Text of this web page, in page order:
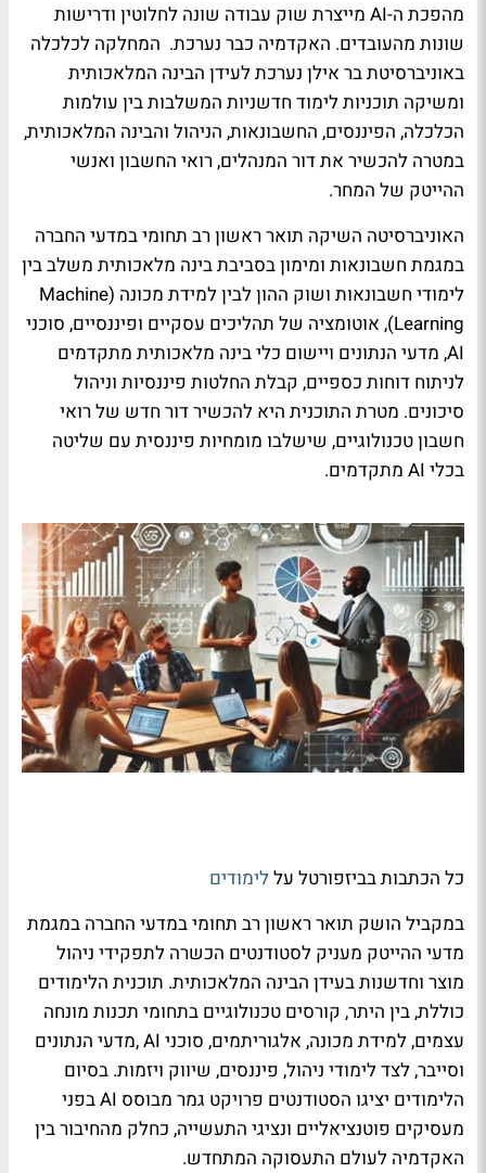
מהפכת ה-AI מייצרת שוק עבודה שונה לחלוטין ודרישות
שונות מהעובדים. האקדמיה כבר נערכת. המחלקה לכלכלה
באוניברסיטת בר אילן נערכת לעידן הבינה המלאכותית
ומשיקה תוכניות לימוד חדשניות המשלבות בין עולמות
הכלכלה, הפיננסים, החשבונאות, הניהול והבינה המלאכותית,
במטרה להכשיר את דור המנהלים, רואי החשבון ואנשי
ההייטק של המחר.
האוניברסיטה השיקה תואר ראשון רב תחומי במדעי החברה
במגמת חשבונאות ומימון בסביבת בינה מלאכותית משלב בין
לימודי חשבונאות ושוק ההון לבין למידת מכונה (Machine
Learning), אוטומציה של תהליכים עסקיים ופיננסיים, סוכני
AI, מדעי הנתונים ויישום כלי בינה מלאכותית מתקדמים
לניתוח דוחות כספיים, קבלת החלטות פיננסיות וניהול
סיכונים. מטרת התוכנית היא להכשיר דור חדש של רואי
חשבון טכנולוגיים, שישלבו מומחיות פיננסית עם שליטה
בכלי AI מתקדמים.
כל הכתבות בביזפורטל על לימודים
במקביל הושק תואר ראשון רב תחומי במדעי החברה במגמת
מדעי ההייטק מעניק לסטודנטים הכשרה לתפקידי ניהול
מוצר וחדשנות בעידן הבינה המלאכותית. תוכנית הלימודים
כוללת, בין היתר, קורסים טכנולוגיים בתחומי תכנות מונחה
עצמים, למידת מכונה, אלגוריתמים, סוכני AI,מדעי הנתונים
וסייבר, לצד לימודי ניהול, פיננסים, שיווק ויזמות. בסיום
הלימודים יציגו הסטודנטים פרויקט גמר מבוסס AIבפני
מעסיקים פוטנציאליים ונציגי התעשייה, כחלק מהחיבור בין
האקדמיה לעולם התעסוקה המתחדש.